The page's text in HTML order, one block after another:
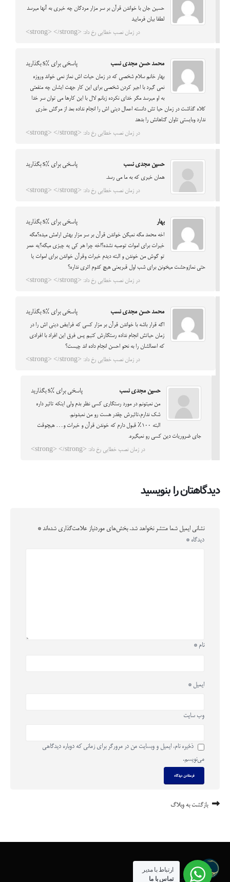
حسین جان با خواندن قرآن بر سر مزار مردگان چه خیری به آنها میرسد
لطفا بیان فرمایید
در زمان نصب خطایی رخ داد: <strong> </strong>
محمد حسن مجدی نسب پاسخی برای %s بگذارید
بهار خانم سلام شخصی که در زمان حیات اش نماز نمی خواند وروزه
نمی گیرد با اجیر کردن شخصی برای این کار جهت ایشان چه منفعتی
به او میرسد مگر خدای نکرده زبانم لال با این کارها می توان سر خدا
کلاه گذاشت در زمان حیا تش دانسته اعمال دینی اش را انجام نداده بعد از مرگش عذری
ندارد وبایستی تاوان گناهانش را بدهد
در زمان نصب خطایی رخ داد: <strong> </strong>
حسین مجدی نسب پاسخی برای %s بگذارید
همان خیری که به ما می رسد.
در زمان نصب خطایی رخ داد: <strong> </strong>
بهار پاسخی برای %s بگذارید
اخه محمد مگه نمیگن خواندن قرآن بر سر مزار بهش ارامش میده؟مگه
خیرات برای اموات توصیه نشده؟اخه چرا هر کی یه چیزی میگه؟یه عمر
تو گوش من خوندن و البته دیدم خیرات وقرآن خواندن برای اموات یا
حتی نمازوحشت میخونن برای شب اول قبریعنی هیچ کدوم اثری نداره؟
در زمان نصب خطایی رخ داد: <strong> </strong>
محمد حسن مجدی نسب پاسخی برای %s بگذارید
اگه قرار باشه با خواندن قرآن بر مزار کسی که فرایض دینی اش را در
زمان حیاتش انجام نداده رستگارش کنیم پس فرق این افراد با افرادی
که اعمالشان را به نحو احسن انجام داده اند چیست؟
در زمان نصب خطایی رخ داد: <strong> </strong>
حسین مجدی نسب پاسخی برای %s بگذارید
من نمیتونم در مورد رستگاری کسی نظر بدم ولی اینکه تاثیر داره
شک ندارم،تاثیرش چقدر هست رو من نمیدونم.
البته ۱۰۰٪ قبول دارم که خوندن قرآن و خیرات و… هیچوقت
جای ضروریات دین کسی رو نمیگیره.
در زمان نصب خطایی رخ داد: <strong> </strong>
دیدگاهتان را بنویسید
نشانی ایمیل شما منتشر نخواهد شد. بخش‌های موردنیاز علامت‌گذاری شده‌اند *
دیدگاه *
نام *
ایمیل *
وب‌ سایت
ذخیره نام، ایمیل و وبسایت من در مرورگر برای زمانی که دوباره دیدگاهی
می‌نویسم.
بازگشت به وبلاگ
ارتباط با مدیر
تماس با ما